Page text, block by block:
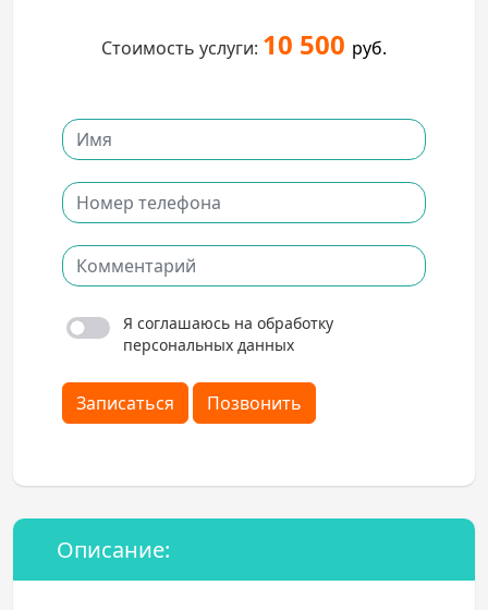
Стоимость услуги: 10 500 руб.
Я соглашаюсь на обработку
персональных данных
Записаться Позвонить
Описание: